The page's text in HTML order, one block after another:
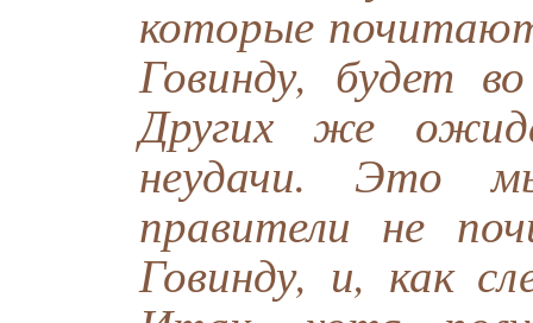
которые
Говинду, будет
Других же
неудачи. Это
правители не
Говинду, и, как